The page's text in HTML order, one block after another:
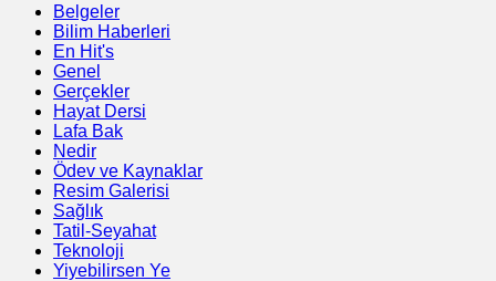
Belgeler
Bilim Haberleri
En Hit's
Genel
Gerçekler
Hayat Dersi
Lafa Bak
Nedir
Ödev ve Kaynaklar
Resim Galerisi
Sağlık
Tatil-Seyahat
Teknoloji
Yiyebilirsen Ye